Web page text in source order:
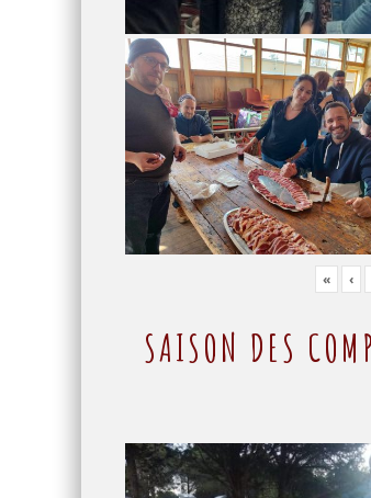
« ‹
SAISON DES